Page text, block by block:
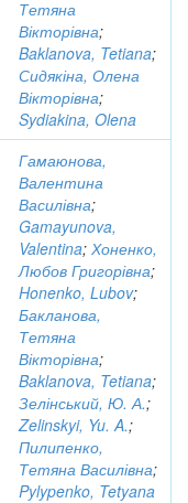
Тетяна
Вікторівна;
Baklanova, Tetiana;
Сидякіна, Олена
Вікторівна;
Sydiakina, Olena
Гамаюнова,
Валентина
Василівна;
Gamayunova,
Valentina; Хоненко,
Любов Григорівна;
Honenko, Lubov;
Бакланова,
Тетяна
Вікторівна;
Baklanova, Tetiana;
Зелінський, Ю. А.;
Zelinskyi, Yu. A.;
Пилипенко,
Тетяна Василівна;
Pylypenko, Tetyana